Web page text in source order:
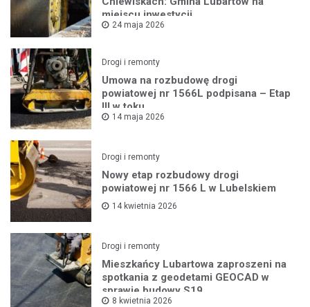
miejscu inwestycji
24 maja 2026
Drogi i remonty
Umowa na rozbudowę drogi
powiatowej nr 1566L podpisana – Etap
III w toku
14 maja 2026
Drogi i remonty
Nowy etap rozbudowy drogi
powiatowej nr 1566 L w Lubelskiem
14 kwietnia 2026
Drogi i remonty
Mieszkańcy Lubartowa zaproszeni na
spotkania z geodetami GEOCAD w
sprawie budowy S19
8 kwietnia 2026